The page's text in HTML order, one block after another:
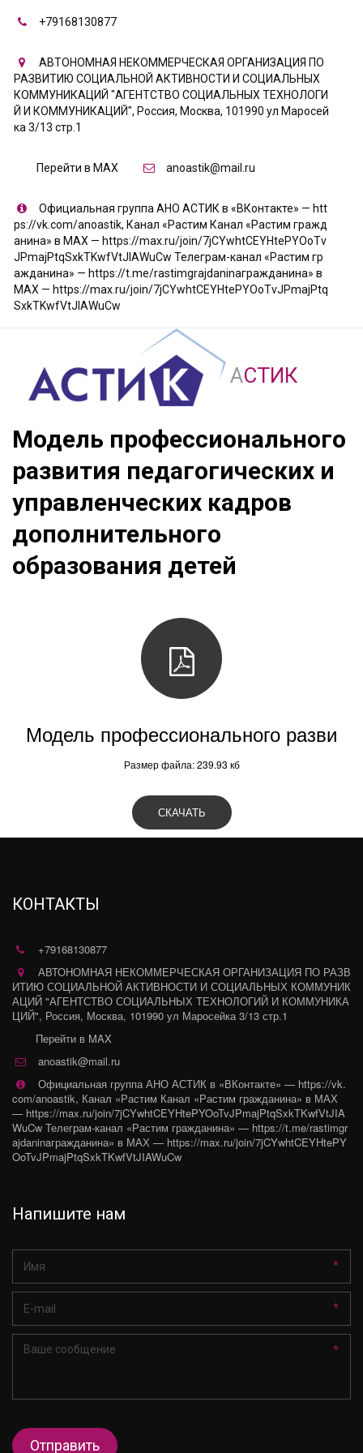
+79168130877
АВТОНОМНАЯ НЕКОММЕРЧЕСКАЯ ОРГАНИЗАЦИЯ ПО
РАЗВИТИЮ СОЦИАЛЬНОЙ АКТИВНОСТИ И СОЦИАЛЬНЫХ
КОММУНИКАЦИЙ "АГЕНТСТВО СОЦИАЛЬНЫХ ТЕХНОЛОГИ
Й И КОММУНИКАЦИЙ", Россия, Москва, 101990 ул Маросей
ка 3/13 стр.1
Перейти в MAX anoastik@mail.ru
Официальная группа АНО АСТИК в «ВКонтакте» — htt
ps://vk.com/anoastik, Канал «Растим Канал «Растим гражд
анина» в МАХ — https://max.ru/join/7jCYwhtCEYHtePYOoTv
JPmajPtqSxkTKwfVtJIAWuCw Телеграм-канал «Растим гр
ажданина» — https://t.me/rastimgrajdaninaгражданина» в
МАХ — https://max.ru/join/7jCYwhtCEYHtePYOoTvJPmajPtq
SxkTKwfVtJIAWuCw
АСТИК
Модель профессионального
развития педагогических и
управленческих кадров
дополнительного
образования детей
Модель профессионального разви
Размер файла: 239.93 кб
СКАЧАТЬ
КОНТАКТЫ
+79168130877
АВТОНОМНАЯ НЕКОММЕРЧЕСКАЯ ОРГАНИЗАЦИЯ ПО РАЗВ
ИТИЮ СОЦИАЛЬНОЙ АКТИВНОСТИ И СОЦИАЛЬНЫХ КОММУНИК
АЦИЙ "АГЕНТСТВО СОЦИАЛЬНЫХ ТЕХНОЛОГИЙ И КОММУНИКА
ЦИЙ", Россия, Москва, 101990 ул Маросейка 3/13 стр.1
Перейти в MAX
anoastik@mail.ru
Официальная группа АНО АСТИК в «ВКонтакте» — https://vk.
com/anoastik, Канал «Растим Канал «Растим гражданина» в МАХ
— https://max.ru/join/7jCYwhtCEYHtePYOoTvJPmajPtqSxkTKwfVtJIA
WuCw Телеграм-канал «Растим гражданина» — https://t.me/rastimgr
ajdaninaгражданина» в МАХ — https://max.ru/join/7jCYwhtCEYHtePY
OoTvJPmajPtqSxkTKwfVtJIAWuCw
Напишите нам
*
*
*
Отправить